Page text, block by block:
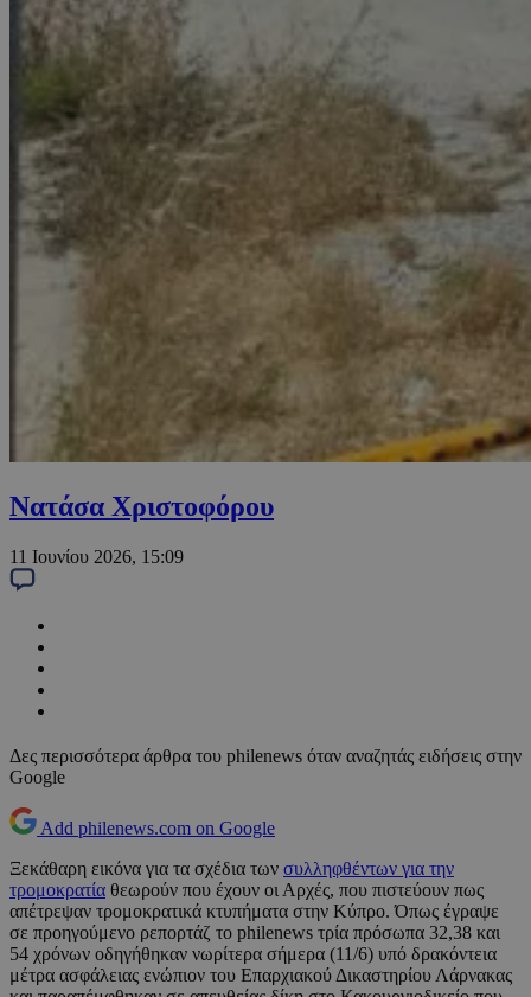
Νατάσα Χριστοφόρου
11 Ιουνίου 2026, 15:09
Δες περισσότερα άρθρα του philenews όταν αναζητάς ειδήσεις στην
Google
Add philenews.com on Google
Ξεκάθαρη εικόνα για τα σχέδια των συλληφθέντων για την
τρομοκρατία θεωρούν που έχουν οι Αρχές, που πιστεύουν πως
απέτρεψαν τρομοκρατικά κτυπήματα στην Κύπρο. Όπως έγραψε
σε προηγούμενο ρεπορτάζ το philenews τρία πρόσωπα 32,38 και
54 χρόνων οδηγήθηκαν νωρίτερα σήμερα (11/6) υπό δρακόντεια
μέτρα ασφάλειας ενώπιον του Επαρχιακού Δικαστηρίου Λάρνακας